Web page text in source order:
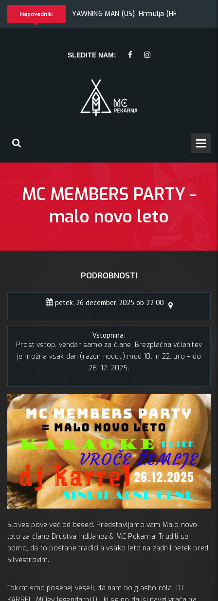
Napovednik:
+ Morywa
YAWNING MAN (US), Hrmülja (HR), A Gram trip
Hrmülja (HR), A Gram trip (HR)
SLEDITE NAM:
MC MEMBERS PARTY -
malo novo leto
PODROBNOSTI
petek, 26 december, 2025 ob 22:00
Vstopnina:
Prost vstop, vendar samo za člane. Brezplačna včlanitev
je možna vsak dan (razen nedelj) med 18. in 22. uro – do
26. 12. 2025.
Sloves pove več od besed. Predstavljamo vam Malo novo
leto za člane Društva IndiJanez & MC Pekarna! Trudili se
bomo, da to postane tradicija vsako leto na zadnji petek pred
Silvestrovim.
Tokrat smo posebej veseli, da nam bo glasbo rolal DJ